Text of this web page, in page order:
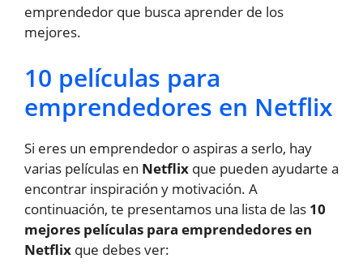
emprendedor que busca aprender de los
mejores.
10 películas para
emprendedores en Netflix
Si eres un emprendedor o aspiras a serlo, hay
varias películas en Netflix que pueden ayudarte a
encontrar inspiración y motivación. A
continuación, te presentamos una lista de las 10
mejores películas para emprendedores en
Netflix que debes ver: